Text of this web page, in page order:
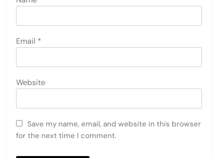
Email *
Website
Save my name, email, and website in this browser
for the next time I comment.